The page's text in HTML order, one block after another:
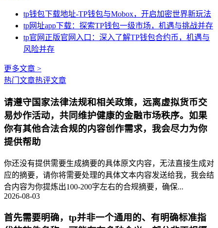
tp钱包下载地址-TP钱包与Mobox，开启加密世界新玩法
tp网址app下载：探索TP钱包一级市场，机遇与挑战并存
tp官网正版官网入口：深入了解TP钱包合约币，机遇与
风险并存
更多文章 >
热门文章热评文章
请遵守国家法律法规和相关政策，远离虚拟货币交
易炒作活动，共同维护健康的金融市场秩序。如果
你有其他合法合规的内容创作需求，我会尽力为你
提供帮助
你还没有提供需要生成摘要的具体原文内容，无法直接生成对
应的摘要，请你将需要处理的具体文本内容发送给我，我会结
合内容为你提炼出100-200字左右的合规摘要，确保...
2026-08-03
首先需要明确，tp并非一个通用的、有明确标准指